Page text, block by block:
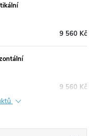
9 560 Kč
9 560 Kč